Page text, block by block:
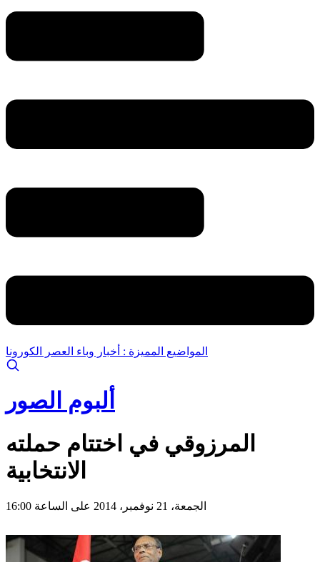
المواضيع المميزة : أخبار وباء العصر الكورونا
ألبوم الصور
المرزوقي في اختتام حملته
الانتخابية
الجمعة، 21 نوفمبر، 2014 على الساعة 16:00